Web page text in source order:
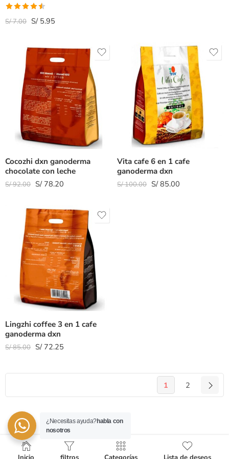
Valorado
S/7.00 S/5.95
Cocozhi dxn ganoderma
chocolate con leche
S/92.00 S/78.20
Vita cafe 6 en 1 cafe
ganoderma dxn
S/100.00 S/85.00
Lingzhi coffee 3 en 1 cafe
ganoderma dxn
S/85.00 S/72.25
1 2
¿Necesitas ayuda?habla con
nosotros